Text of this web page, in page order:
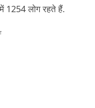
1254 लोग रहते हैं.